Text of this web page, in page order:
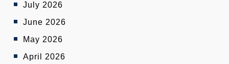
July 2026
June 2026
May 2026
April 2026